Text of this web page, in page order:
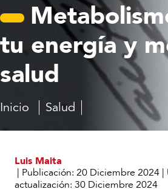
tu energía y
salud
Inicio Salud
Glosario
Metabolismo:
y
mejora
Luis Maita
Publicación: 20 Diciembre 2024
actualización: 30 Diciembre 2024